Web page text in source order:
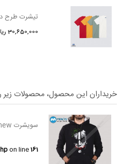
تیشرت طرح
30,650,000 ریال
خریداران این محصول، محصولات زیر
سویشرت Why So Serious new
on line161